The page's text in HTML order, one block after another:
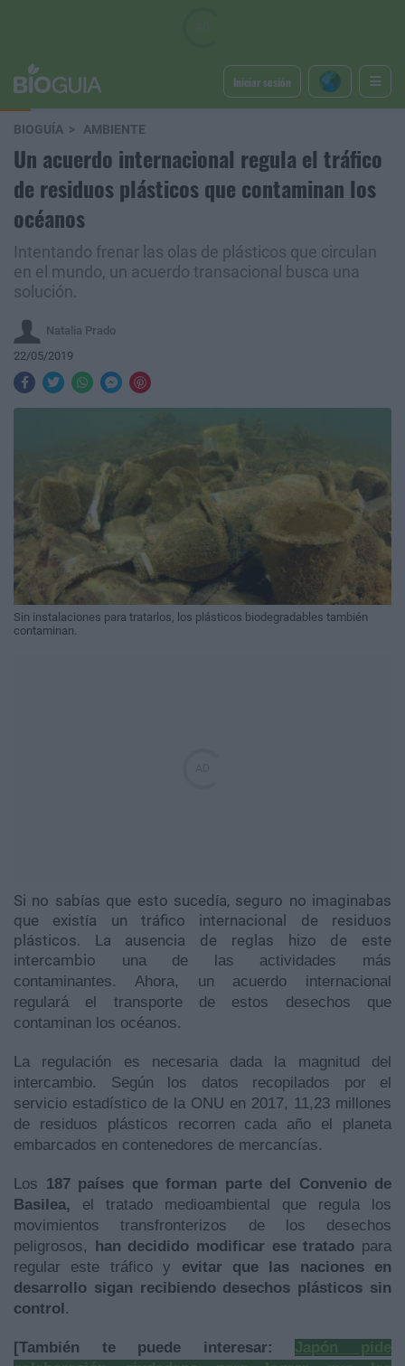
Iniciar sesión
BIOGUÍA AMBIENTE
Un acuerdo internacional regula el tráfico
de residuos plásticos que contaminan los
océanos
Intentando frenar las olas de plásticos que circulan
en el mundo, un acuerdo transacional busca una
solución.
Natalia Prado
22/05/2019
Sin instalaciones para tratarlos, los plásticos biodegradables también
contaminan.
Si no sabías que esto sucedía, seguro no imaginabas
que existía un tráfico internacional de residuos
plásticos. La ausencia de reglas hizo de este
intercambio una de las actividades más
contaminantes. Ahora, un acuerdo internacional
regulará el transporte de estos desechos que
contaminan los océanos.
La regulación es necesaria dada la magnitud del
intercambio. Según los datos recopilados por el
servicio estadístico de la ONU en 2017, 11,23 millones
de residuos plásticos recorren cada año el planeta
embarcados en contenedores de mercancías.
Los 187 países que forman parte del Convenio de
Basilea, el tratado medioambiental que regula los
movimientos transfronterizos de los desechos
peligrosos,
han decidido modificar ese tratado para
regular este tráfico y evitar que las naciones en
desarrollo sigan recibiendo desechos plásticos sin
control .
[También te puede interesar: